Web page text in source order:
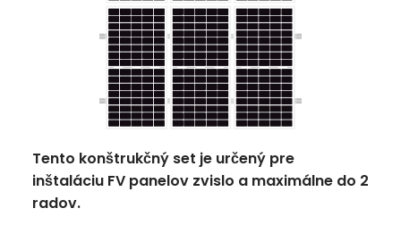
Tento konštrukčný set je určený pre
inštaláciu FV panelov zvislo a maximálne do 2
radov.